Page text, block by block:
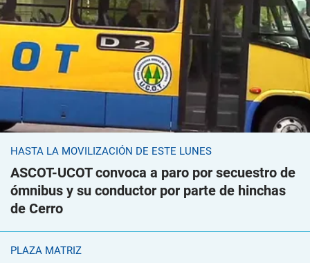
HASTA LA MOVILIZACIÓN DE ESTE LUNES
ASCOT-UCOT convoca a paro por secuestro de
ómnibus y su conductor por parte de hinchas
de Cerro
PLAZA MATRIZ